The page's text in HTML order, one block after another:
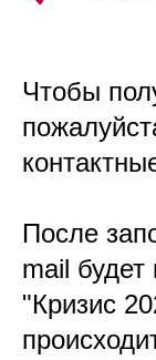
Чтобы
После
mail
"Кризис